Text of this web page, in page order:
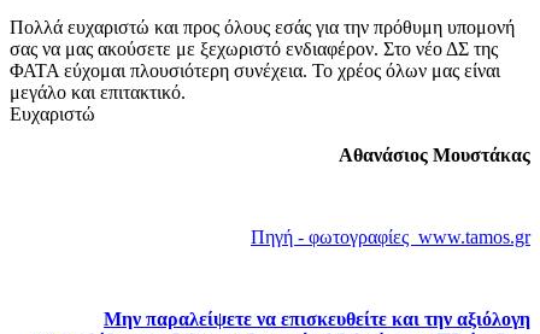
Πολλά ευχαριστώ και προς όλους εσάς για την πρόθυμη υπομονή
σας να μας ακούσετε με ξεχωριστό ενδιαφέρον. Στο νέο ΔΣ της
ΦΑΤΑ εύχομαι πλουσιότερη συνέχεια. Το χρέος όλων μας είναι
μεγάλο και επιτακτικό.
Ευχαριστώ
Αθανάσιος Μουστάκας
Πηγή - φωτογραφίες www.tamos.gr
Μην παραλείψετε να επισκευθείτε και την αξιόλογη